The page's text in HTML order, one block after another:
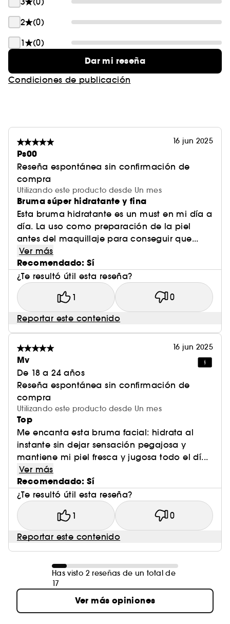
2
(0)
1
(0)
Dar mi reseña
Condiciones de publicación
16 jun 2025
Ps00
Reseña espontánea sin confirmación de
compra
Utilizando este producto desde Un mes
Bruma súper hidratante y fina
Esta bruma hidratante es un must en mi día a
día. La uso como preparación de la piel
antes del maquillaje para conseguir que...
Ver más
Recomendado: Sí
¿Te resultó útil esta reseña?
1 0
Reportar este contenido
16 jun 2025
Mv
De 18 a 24 años
Reseña espontánea sin confirmación de
compra
Utilizando este producto desde Un mes
Top
Me encanta esta bruma facial: hidrata al
instante sin dejar sensación pegajosa y
mantiene mi piel fresca y jugosa todo el dí...
Ver más
Recomendado: Sí
¿Te resultó útil esta reseña?
1 0
Reportar este contenido
Has visto 2 reseñas de un total de
17
Ver más opiniones